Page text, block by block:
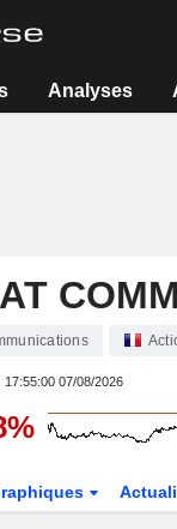
Analyses
17:55:00 07/08/2026